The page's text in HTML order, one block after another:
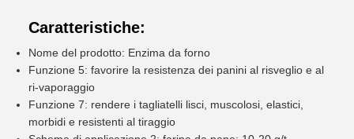
Caratteristiche:
Nome del prodotto: Enzima da forno
Funzione 5: favorire la resistenza dei panini al risveglio e al
ri-vaporaggio
Funzione 7: rendere i tagliatelli lisci, muscolosi, elastici,
morbidi e resistenti al tiraggio